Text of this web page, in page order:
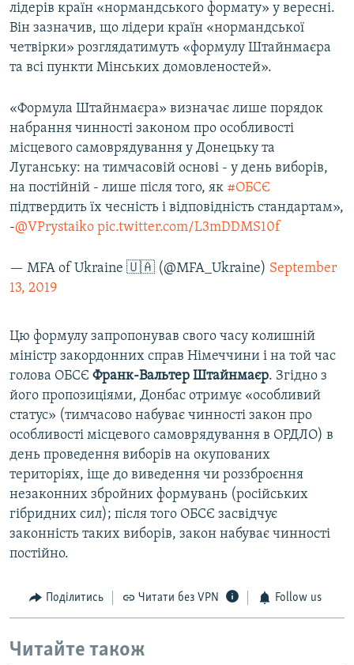
лідерів країн «нормандського формату» у вересні.
Він зазначив, що лідери країн «нормандської
четвірки» розглядатимуть «формулу Штайнмаєра
та всі пункти Мінських домовленостей».
«Формула Штайнмаєра» визначає лише порядок
набрання чинності законом про особливості
місцевого самоврядування у Донецьку та
Луганську: на тимчасовій основі - у день виборів,
на постійній - лише після того, як #ОБСЄ
підтвердить їх чесність і відповідність стандартам»,
-@VPrystaiko pic.twitter.com/L3mDDMS10f
— MFA of Ukraine 🇺🇦 (@MFA_Ukraine) September
13, 2019
Цю формулу запропонував свого часу колишній
міністр закордонних справ Німеччини і на той час
голова ОБСЄ Франк-Вальтер Штайнмаєр. Згідно з
його пропозиціями, Донбас отримує «особливий
статус» (тимчасово набуває чинності закон про
особливості місцевого самоврядування в ОРДЛО) в
день проведення виборів на окупованих
територіях, іще до виведення чи роззброєння
незаконних збройних формувань (російських
гібридних сил); після того ОБСЄ засвідчує
законність таких виборів, закон набуває чинності
постійно.
Поділитись Читати без VPN Follow us
Читайте також